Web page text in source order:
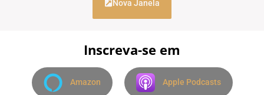
Nova Janela
Inscreva-se em
Amazon Apple Podcasts